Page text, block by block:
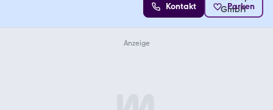
Kontakt Parken